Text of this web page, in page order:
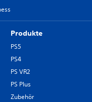
Produkte
PS5
PS4
PS VR2
PS Plus
Zubehör